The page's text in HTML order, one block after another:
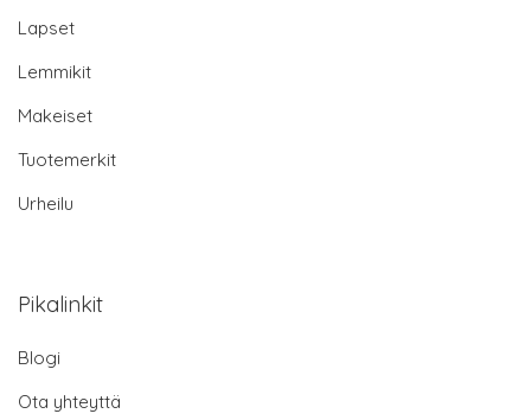
Lapset
Lemmikit
Makeiset
Tuotemerkit
Urheilu
Pikalinkit
Blogi
Ota yhteyttä